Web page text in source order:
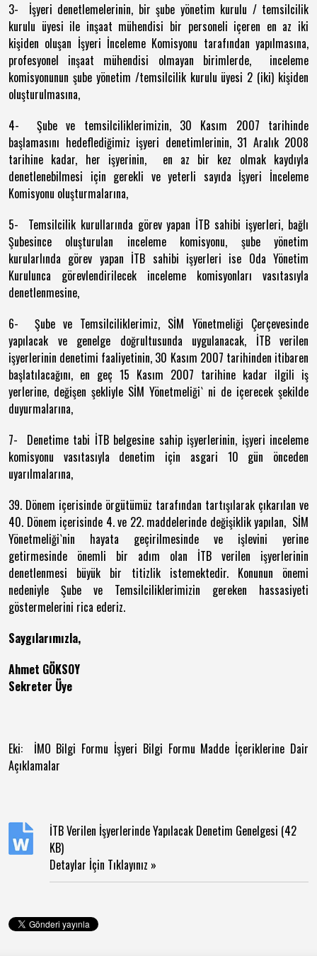
3- İşyeri denetlemelerinin, bir şube yönetim kurulu / temsilcilik
kurulu üyesi ile inşaat mühendisi bir personeli içeren en az iki
kişiden oluşan İşyeri İnceleme Komisyonu tarafından yapılmasına,
profesyonel inşaat mühendisi olmayan birimlerde, inceleme
komisyonunun şube yönetim /temsilcilik kurulu üyesi 2 (iki) kişiden
oluşturulmasına,
4- Şube ve temsilciliklerimizin, 30 Kasım 2007 tarihinde
başlamasını hedeflediğimiz işyeri denetimlerinin, 31 Aralık 2008
tarihine kadar, her işyerinin, en az bir kez olmak kaydıyla
denetlenebilmesi için gerekli ve yeterli sayıda İşyeri İnceleme
Komisyonu oluşturmalarına,
5- Temsilcilik kurullarında görev yapan İTB sahibi işyerleri, bağlı
Şubesince oluşturulan inceleme komisyonu, şube yönetim
kurularlında görev yapan İTB sahibi işyerleri ise Oda Yönetim
Kurulunca görevlendirilecek inceleme komisyonları vasıtasıyla
denetlenmesine,
6- Şube ve Temsilciliklerimiz, SİM Yönetmeliği Çerçevesinde
yapılacak ve genelge doğrultusunda uygulanacak, İTB verilen
işyerlerinin denetimi faaliyetinin, 30 Kasım 2007 tarihinden itibaren
başlatılacağını, en geç 15 Kasım 2007 tarihine kadar ilgili iş
yerlerine, değişen şekliyle SİM Yönetmeliği` ni de içerecek şekilde
duyurmalarına,
7- Denetime tabi İTB belgesine sahip işyerlerinin, işyeri inceleme
komisyonu vasıtasıyla denetim için asgari 10 gün önceden
uyarılmalarına,
39. Dönem içerisinde örgütümüz tarafından tartışılarak çıkarılan ve
40. Dönem içerisinde 4. ve 22. maddelerinde değişiklik yapılan, SİM
Yönetmeliği`nin hayata geçirilmesinde ve işlevini yerine
getirmesinde önemli bir adım olan İTB verilen işyerlerinin
denetlenmesi büyük bir titizlik istemektedir. Konunun önemi
nedeniyle Şube ve Temsilciliklerimizin gereken hassasiyeti
göstermelerini rica ederiz.
Saygılarımızla,
Ahmet GÖKSOY
Sekreter Üye
Eki: İMO Bilgi Formu İşyeri Bilgi Formu Madde İçeriklerine Dair
Açıklamalar
İTB Verilen İşyerlerinde Yapılacak Denetim Genelgesi (42
KB)
Detaylar İçin Tıklayınız »